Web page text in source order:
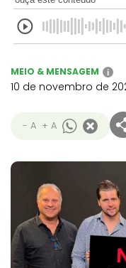
MEIO & MENSAGEM i
10 de novembro de
- A + A